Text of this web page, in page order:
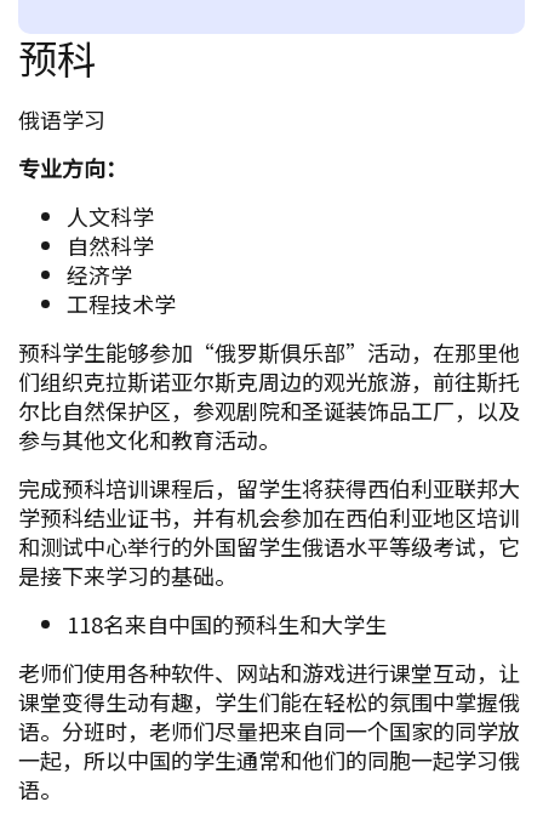
预科
俄语学习
专业方向：
人文科学
自然科学
经济学
工程技术学
预科学生能够参加“俄罗斯俱乐部”活动，在那里他
们组织克拉斯诺亚尔斯克周边的观光旅游，前往斯托
尔比自然保护区，参观剧院和圣诞装饰品工厂，以及
参与其他文化和教育活动。
完成预科培训课程后，留学生将获得西伯利亚联邦大
学预科结业证书，并有机会参加在西伯利亚地区培训
和测试中心举行的外国留学生俄语水平等级考试，它
是接下来学习的基础。
118名来自中国的预科生和大学生
老师们使用各种软件、网站和游戏进行课堂互动，让
课堂变得生动有趣，学生们能在轻松的氛围中掌握俄
语。分班时，老师们尽量把来自同一个国家的同学放
一起，所以中国的学生通常和他们的同胞一起学习俄
语。